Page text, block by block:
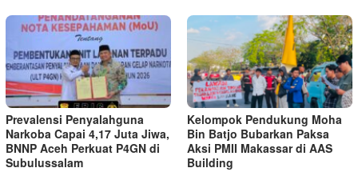
Prevalensi Penyalahguna
Narkoba Capai 4,17 Juta Jiwa,
BNNP Aceh Perkuat P4GN di
Subulussalam
Kelompok Pendukung Moha
Bin Batjo Bubarkan Paksa
Aksi PMII Makassar di AAS
Building